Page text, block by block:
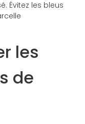
Évitez les bleus
les
de